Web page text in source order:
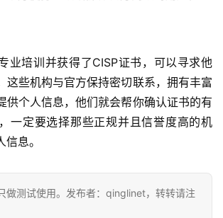
业培训并获得了CISP证书，可以寻求他
这些机构与官方保持密切联系，拥有丰富
供个人信息，他们就会帮你确认证书的有
一定要选择那些正规并且信誉度高的机
息。
做测试使用。发布者：qinglinet，转转请注